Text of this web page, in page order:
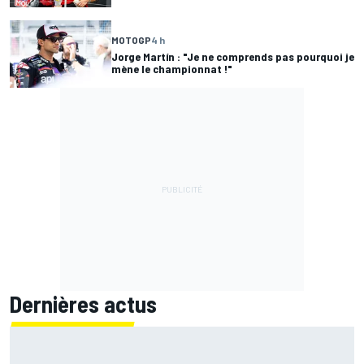
MOTOGP4 h
Jorge Martín : "Je ne comprends pas pourquoi je
mène le championnat !"
Dernières actus